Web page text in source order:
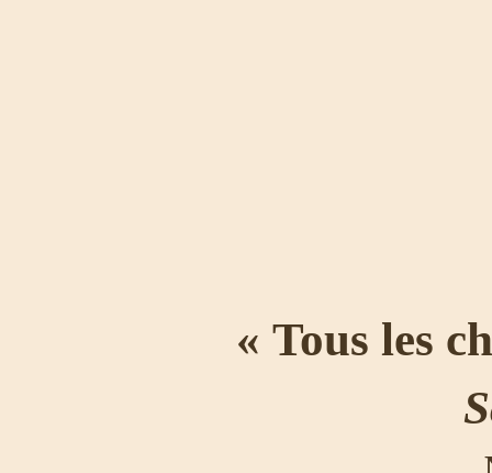
« Tous les